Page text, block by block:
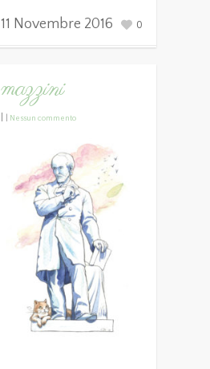
11 Novembre 2016 0
mazzini
Nessun commento